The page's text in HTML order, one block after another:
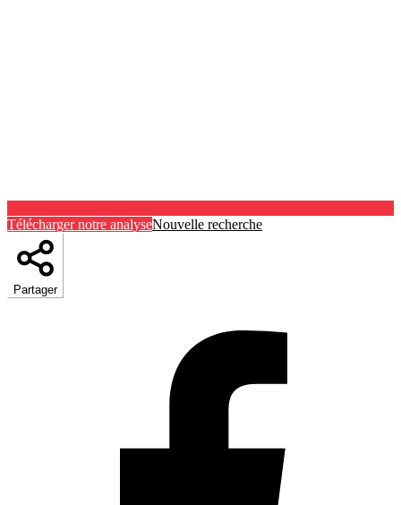
Télécharger notre analyseNouvelle recherche
Partager